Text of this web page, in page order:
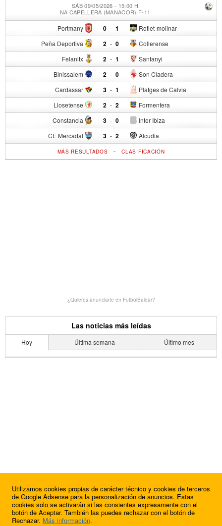
SÁB 09/05/2026 - 15:00 H
NA CAPELLERA (MANACOR) F-11
Portmany 0 - Rotlet-molinar
1
Peña Deportiva 2 - Collerense
0
Felanitx 2 - Santanyi
1
Binissalem 2 - Son Cladera
0
Cardassar 3 - Platges de Calvia
1
Llosetense 2 - Formentera
2
Constancia 3 - Inter Ibiza
0
CE Mercadal 3 - Alcudia
2
MÁS RESULTADOS -CLASIFICACIÓN
¿Quieres anunciarte en FutbolBalear?
Las noticias más leídas
Hoy Última semana Último mes
Utilizamos cookies propias de carácter técnico y cookies de terceros
de Google Adsense para la personalización de anuncios. Estas
cookies solo se activarán si las consientes expresamente con el
botón de Aceptar. También las puedes rechazar con el botón de
Rechazar. Más información.